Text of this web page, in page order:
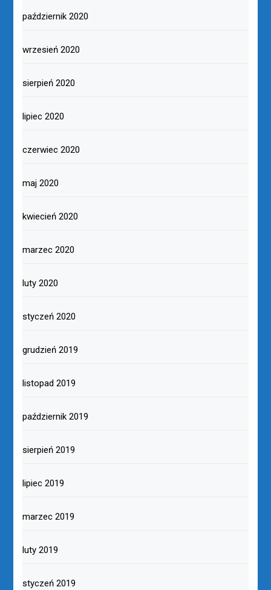
październik 2020
wrzesień 2020
sierpień 2020
lipiec 2020
czerwiec 2020
maj 2020
kwiecień 2020
marzec 2020
luty 2020
styczeń 2020
grudzień 2019
listopad 2019
październik 2019
sierpień 2019
lipiec 2019
marzec 2019
luty 2019
styczeń 2019